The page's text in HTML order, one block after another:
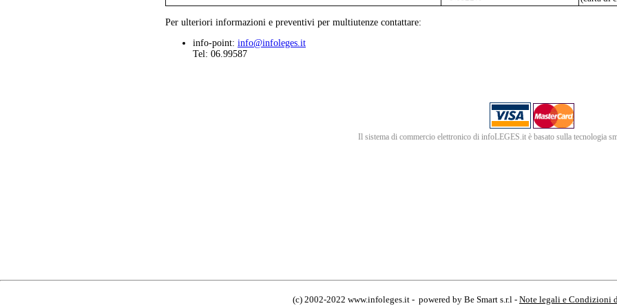
Per ulteriori informazioni e preventivi per multiutenze contattare:
info-point: info@infoleges.it
Tel: 06.99587
Il sistema di commercio elettronico di infoLEGES.it è basato sulla tecnologia
(c) 2002-2022 www.infoleges.it - powered by Be Smart s.r.l - Note legali e Condizioni